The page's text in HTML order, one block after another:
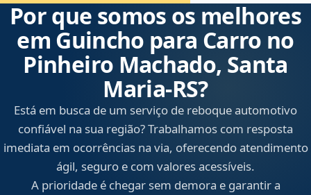
Por que somos os melhores
em Guincho para Carro no
Pinheiro Machado, Santa
Maria‑RS?
Está em busca de um serviço de reboque automotivo
confiável na sua região? Trabalhamos com resposta
imediata em ocorrências na via, oferecendo atendimento
ágil, seguro e com valores acessíveis.
A prioridade é chegar sem demora e garantir a